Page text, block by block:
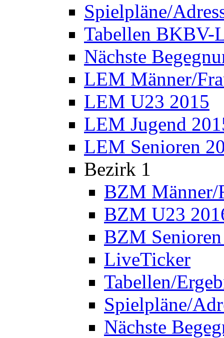
Spielpläne/
Tabellen BKBV-
Nächste
LEM Männer/
LEM U23 2015
LEM Jugend
LEM Senioren
Bezirk 1
BZM Männer/
BZM U23
BZM
LiveTicker
Tabellen/
Spielpläne/
Nächste